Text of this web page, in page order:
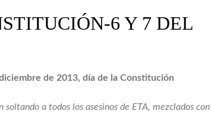
6 Y 7 DEL
de 2013, día de la Constitución
soltando a todos los asesinos de ETA, mezclados con